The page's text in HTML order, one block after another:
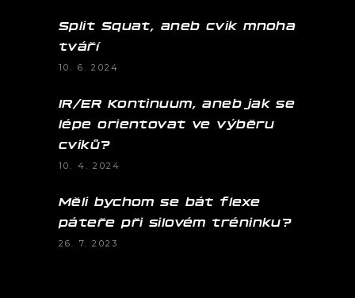
Split Squat, aneb cvik mnoha
tváří
10. 6. 2024
IR/ER Kontinuum, aneb jak se
lépe orientovat ve výběru
cviků?
10. 4. 2024
Měli bychom se bát flexe
páteře při silovém tréninku?
26. 7. 2023